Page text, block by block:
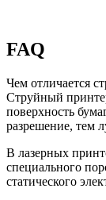
FAQ
Чем отличается
Струйный
поверхность
разрешение, тем
В лазерных
специального
статического